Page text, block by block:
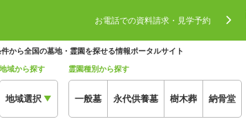
お電話での資料請求・見学予約
から全国の墓地・霊園を探せる情報ポータルサイト
地域から探す
地域選択 ▼
霊園種別から探す
一般墓 永代供養墓 樹木葬 納骨堂